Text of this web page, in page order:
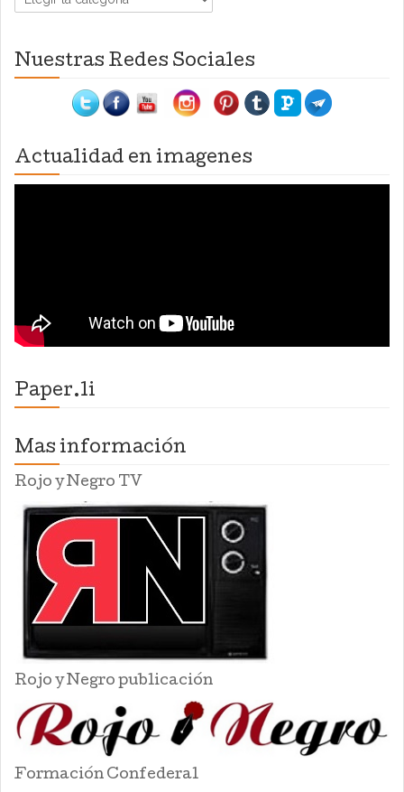
Nuestras Redes Sociales
Actualidad en imagenes
Paper.li
Mas información
Rojo y Negro TV
Rojo y Negro publicación
Formación Confederal